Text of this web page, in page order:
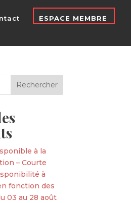
ESPACE MEMBRE
à la
– Courte
à
fonction des
03 au 28 août